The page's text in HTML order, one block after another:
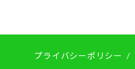
プライバシーポリシー /